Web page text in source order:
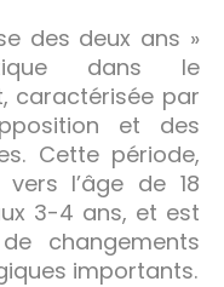
des deux ans »
dans le
caractérisée par
et des
Cette période,
l’âge de 18
3-4 ans, et est
changements
importants.